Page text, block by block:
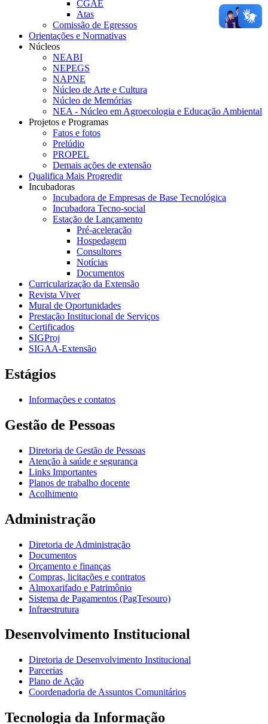
CGAE
Atas
Comissão de Egressos
Orientações e Normativas
Núcleos
NEABI
NEPEGS
NAPNE
Núcleo de Arte e Cultura
Núcleo de Memórias
NEA - Núcleo em Agroecologia e Educação Ambiental
Projetos e Programas
Fatos e fotos
Prelúdio
PROPEL
Demais ações de extensão
Qualifica Mais Progredir
Incubadoras
Incubadora de Empresas de Base Tecnológica
Incubadora Tecno-social
Estação de Lançamento
Pré-aceleração
Hospedagem
Consultores
Notícias
Documentos
Curricularização da Extensão
Revista Viver
Mural de Oportunidades
Prestação Institucional de Serviços
Certificados
SIGProj
SIGAA-Extensão
Estágios
Informações e contatos
Gestão de Pessoas
Diretoria de Gestão de Pessoas
Atenção à saúde e segurança
Links Importantes
Planos de trabalho docente
Acolhimento
Administração
Diretoria de Administração
Documentos
Orçamento e finanças
Compras, licitações e contratos
Almoxarifado e Patrimônio
Sistema de Pagamentos (PagTesouro)
Infraestrutura
Desenvolvimento Institucional
Diretoria de Desenvolvimento Institucional
Parcerias
Plano de Ação
Coordenadoria de Assuntos Comunitários
Tecnologia da Informação